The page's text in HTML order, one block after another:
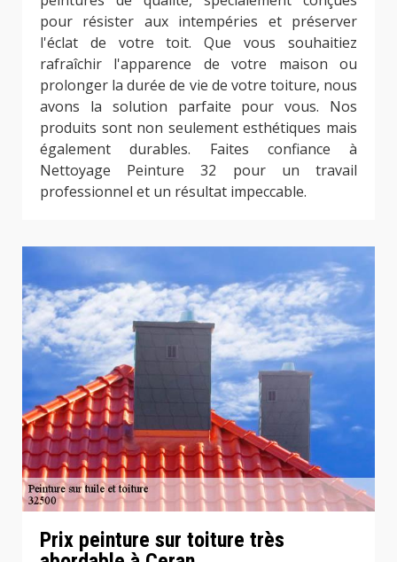
pour résister aux intempéries et préserver
l'éclat de votre toit. Que vous souhaitiez
rafraîchir l'apparence de votre maison ou
prolonger la durée de vie de votre toiture, nous
avons la solution parfaite pour vous. Nos
produits sont non seulement esthétiques mais
également durables. Faites confiance à
Nettoyage Peinture 32 pour un travail
professionnel et un résultat impeccable.
Prix peinture sur toiture très